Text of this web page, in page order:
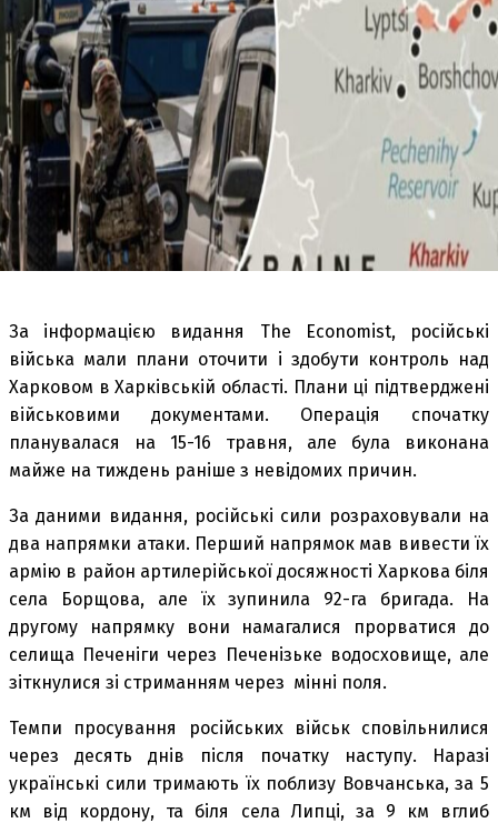
За інформацією видання The Economist, російські
війська мали плани оточити і здобути контроль над
Харковом в Харківській області. Плани ці підтверджені
військовими документами. Операція спочатку
планувалася на 15-16 травня, але була виконана
майже на тиждень раніше з невідомих причин.
За даними видання, російські сили розраховували на
два напрямки атаки. Перший напрямок мав вивести їх
армію в район артилерійської досяжності Харкова біля
села Борщова, але їх зупинила 92-га бригада. На
другому напрямку вони намагалися прорватися до
селища Печеніги через Печенізьке водосховище, але
зіткнулися зі стриманням через мінні поля.
Темпи просування російських військ сповільнилися
через десять днів після початку наступу. Наразі
українські сили тримають їх поблизу Вовчанська, за 5
км від кордону, та біля села Липці, за 9 км вглиб